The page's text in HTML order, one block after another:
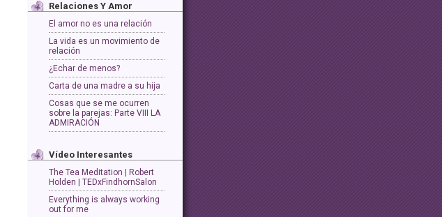
Relaciones Y Amor
El amor no es una relación
La vida es un movimiento de
relación
¿Echar de menos?
Carta de una madre a su hija
Cosas que se me ocurren
sobre la parejas: Parte VIII LA
ADMIRACIÓN
Vídeo Interesantes
The Tea Meditation | Robert
Holden | TEDxFindhornSalon
Everything is always working
out for me